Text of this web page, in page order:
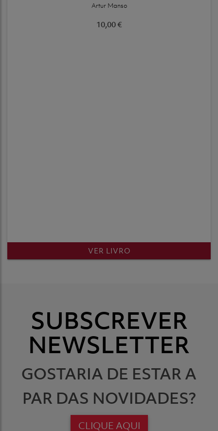
Artur Manso
10,00 €
VER LIVRO
SUBSCREVER
NEWSLETTER
GOSTARIA DE ESTAR A
PAR DAS NOVIDADES?
CLIQUE AQUI